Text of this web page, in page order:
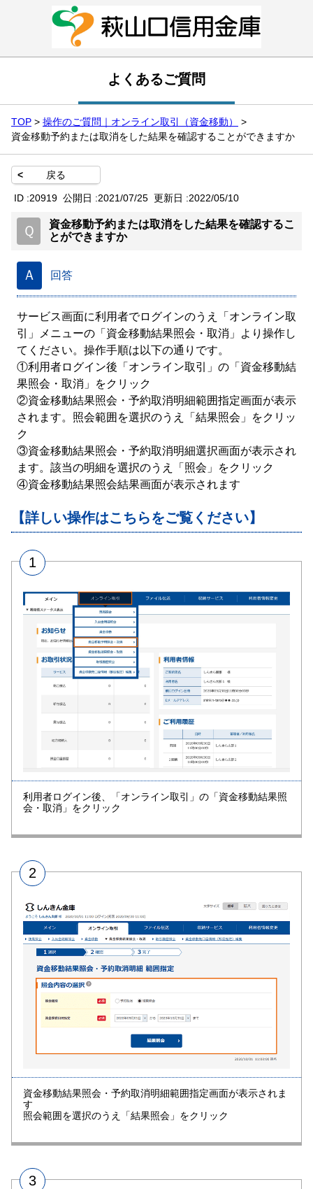
よくあるご質問
TOP > 操作のご質問｜オンライン取引（資金移動）
>
資金移動予約または取消をした結果を確認することができますか
< 戻る
ID :20919 公開日 :2021/07/25 更新日 :2022/05/10
Ｑ
資金移動予約または取消をした結果を確認するこ
とができますか
Ａ 回答
サービス画面に利用者でログインのうえ「オンライン取
引」メニューの「資金移動結果照会・取消」より操作し
てください。操作手順は以下の通りです。
①利用者ログイン後「オンライン取引」の「資金移動結
果照会・取消」をクリック
②資金移動結果照会・予約取消明細範囲指定画面が表示
されます。照会範囲を選択のうえ「結果照会」をクリッ
ク
③資金移動結果照会・予約取消明細選択画面が表示され
ます。該当の明細を選択のうえ「照会」をクリック
④資金移動結果照会結果画面が表示されます
【詳しい操作はこちらをご覧ください】
1
利用者ログイン後、「オンライン取引」の「資金移動結果照
会・取消」をクリック
2
資金移動結果照会・予約取消明細範囲指定画面が表示されま
す
照会範囲を選択のうえ「結果照会」をクリック
3